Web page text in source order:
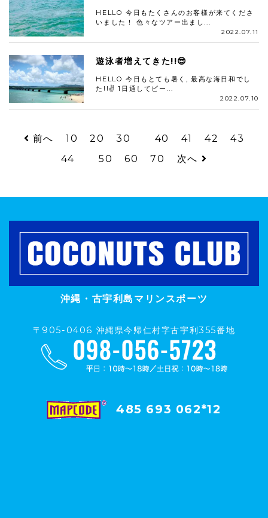
HELLO 今日もたくさんのお客様が来てくださ
いました！ 色々なツアー出まし...
2022.07.11
遊泳者増えてきた!!😎
HELLO 今日もとても暑く, 最高な海日和でし
た!!✌️ 1日通してビー...
2022.07.10
前へ 10 20 30 40 41 42
43
44
50 60 70 次へ
沖縄・古宇利島マリンスポーツ
〒905-0406 沖縄県今帰仁村字古宇利355番地
485 693 062*12